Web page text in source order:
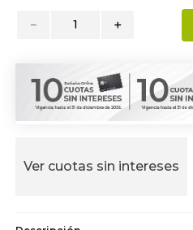
＋
－
Ver cuotas sin intereses